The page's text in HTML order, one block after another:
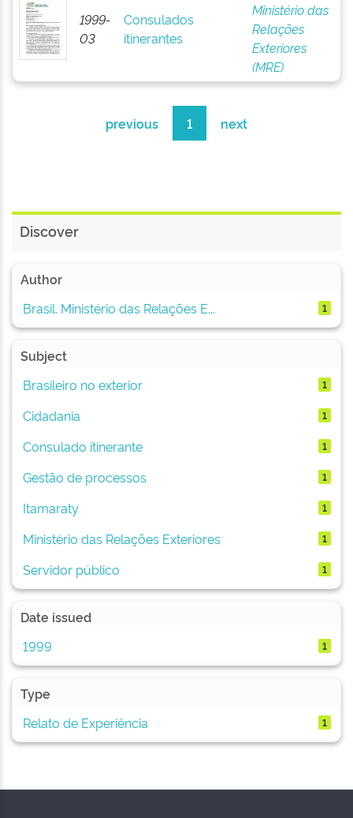
1999-
03
Consulados
itinerantes
Ministério das
Relações
Exteriores
(MRE)
previous 1 next
Discover
Author
Brasil. Ministério das Relações E...
1
Subject
Brasileiro no exterior
1
Cidadania 1
Consulado itinerante 1
Gestão de processos 1
Itamaraty 1
Ministério das Relações Exteriores 1
Servidor público 1
Date issued
1999
1
Type
Relato de Experiência
1